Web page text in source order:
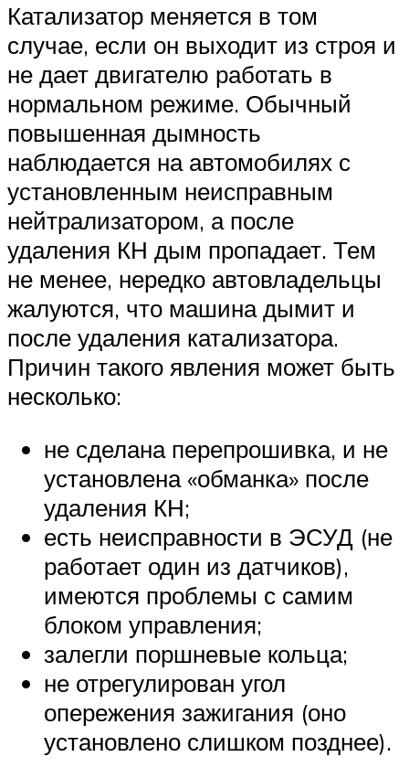
Катализатор меняется в том
случае, если он выходит из строя и
не дает двигателю работать в
нормальном режиме. Обычный
повышенная дымность
наблюдается на автомобилях с
установленным неисправным
нейтрализатором, а после
удаления КН дым пропадает. Тем
не менее, нередко автовладельцы
жалуются, что машина дымит и
после удаления катализатора.
Причин такого явления может быть
несколько:
не сделана перепрошивка, и не
установлена «обманка» после
удаления КН;
есть неисправности в ЭСУД (не
работает один из датчиков),
имеются проблемы с самим
блоком управления;
залегли поршневые кольца;
не отрегулирован угол
опережения зажигания (оно
установлено слишком позднее).